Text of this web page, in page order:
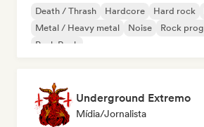
Death / Thrash Hardcore Hard rock
Metal / Heavy metal
Noise
Rock
Punk Rock
Underground Extremo
Mídia/Jornalista